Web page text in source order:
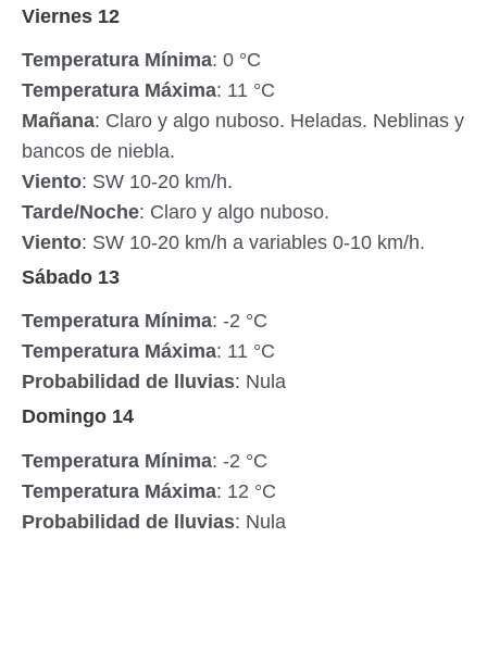
Viernes 12
Temperatura Mínima: 0 °C
Temperatura Máxima: 11 °C
Mañana: Claro y algo nuboso. Heladas. Neblinas y
bancos de niebla.
Viento: SW 10-20 km/h.
Tarde/Noche: Claro y algo nuboso.
Viento: SW 10-20 km/h a variables 0-10 km/h.
Sábado 13
Temperatura Mínima: -2 °C
Temperatura Máxima: 11 °C
Probabilidad de lluvias: Nula
Domingo 14
Temperatura Mínima: -2 °C
Temperatura Máxima: 12 °C
Probabilidad de lluvias: Nula